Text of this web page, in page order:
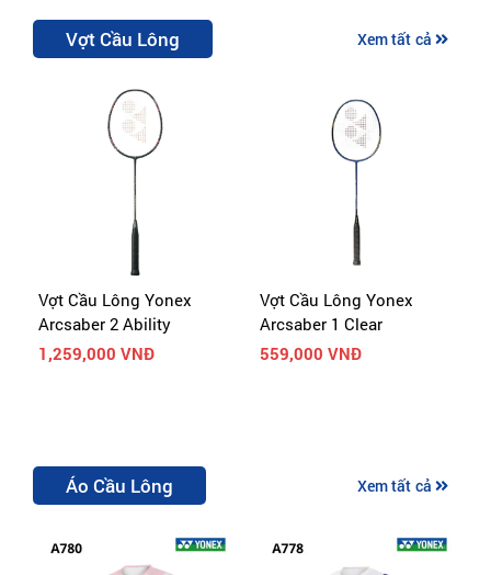
Vợt Cầu Lông Xem tất cả
Vợt Cầu Lông Yonex
Arcsaber 2 Ability
1,259,000 VNĐ
Vợt Cầu Lông Yonex
Arcsaber 1 Clear
559,000 VNĐ
Áo Cầu Lông Xem tất cả